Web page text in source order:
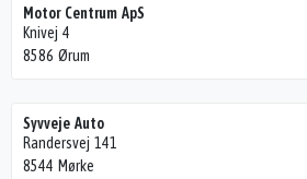
Motor Centrum ApS
Knivej 4
8586 Ørum
Syvveje Auto
Randersvej 141
8544 Mørke